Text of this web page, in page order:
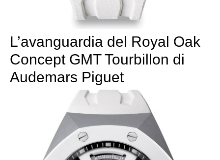
L’avanguardia del Royal Oak
Concept GMT Tourbillon di
Audemars Piguet